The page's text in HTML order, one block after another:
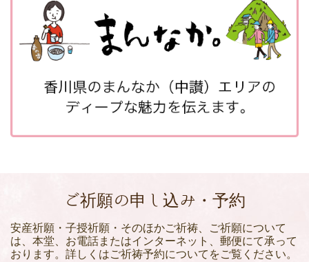
ご祈願の申し込み・予約
安産祈願・子授祈願・そのほかご祈祷、ご祈願について
は、本堂、お電話またはインターネット、郵便にて承って
おります。詳しくはご祈祷予約についてをご覧ください。